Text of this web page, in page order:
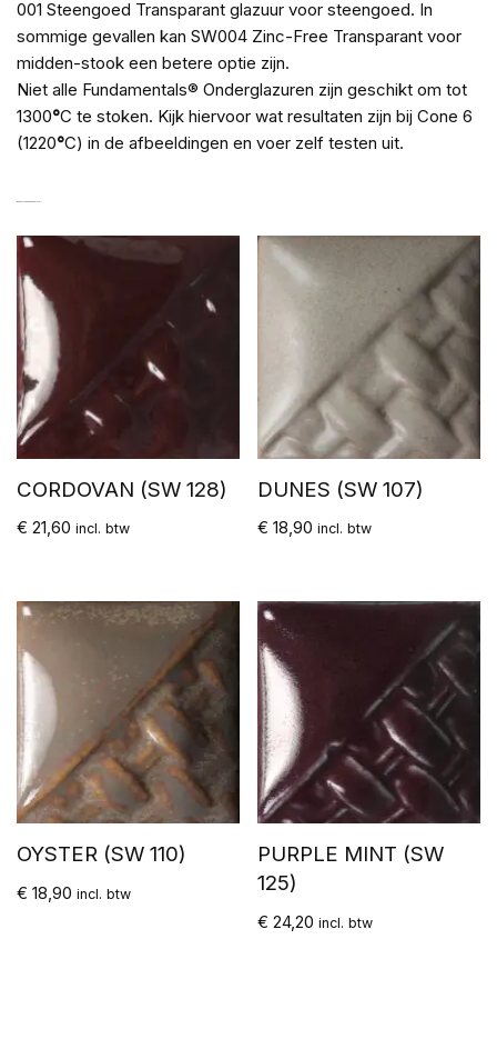
001 Steengoed Transparant glazuur voor steengoed. In
sommige gevallen kan SW004 Zinc-Free Transparant voor
midden-stook een betere optie zijn.
Niet alle Fundamentals® Onderglazuren zijn geschikt om tot
1300°C te stoken. Kijk hiervoor wat resultaten zijn bij Cone 6
(1220°C) in de afbeeldingen en voer zelf testen uit.
CORDOVAN (SW 128)
€ 21,60 incl. btw
DUNES (SW 107)
€ 18,90 incl. btw
OYSTER (SW 110)
€ 18,90 incl. btw
PURPLE MINT (SW
125)
€ 24,20 incl. btw